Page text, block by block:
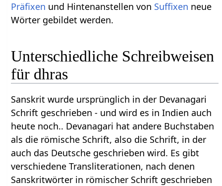
Präfixen und Hintenanstellen von Suffixen neue
Wörter gebildet werden.
Unterschiedliche Schreibweisen
für dhras
Sanskrit wurde ursprünglich in der Devanagari
Schrift geschrieben - und wird es in Indien auch
heute noch.. Devanagari hat andere Buchstaben
als die römische Schrift, also die Schrift, in der
auch das Deutsche geschrieben wird. Es gibt
verschiedene Transliterationen, nach denen
Sanskritwörter in römischer Schrift geschrieben